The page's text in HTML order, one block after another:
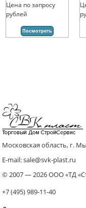
Цена по запросу
рублей
Посмотреть
Московская область, г.
E-mail: sale@svk-plast.ru
© 2007 — 2026 ООО «ТД
+7 (495) 989-11-40